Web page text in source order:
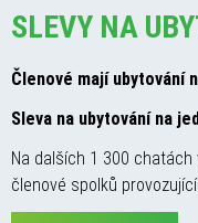
SLEVY NA
Členové mají ubytování
Sleva na ubytování na
Na dalších 1 300 chatách
členové spolků